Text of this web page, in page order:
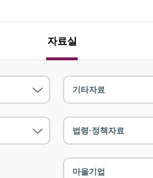
자료실
기타자료
법령·정책자료
마을기업